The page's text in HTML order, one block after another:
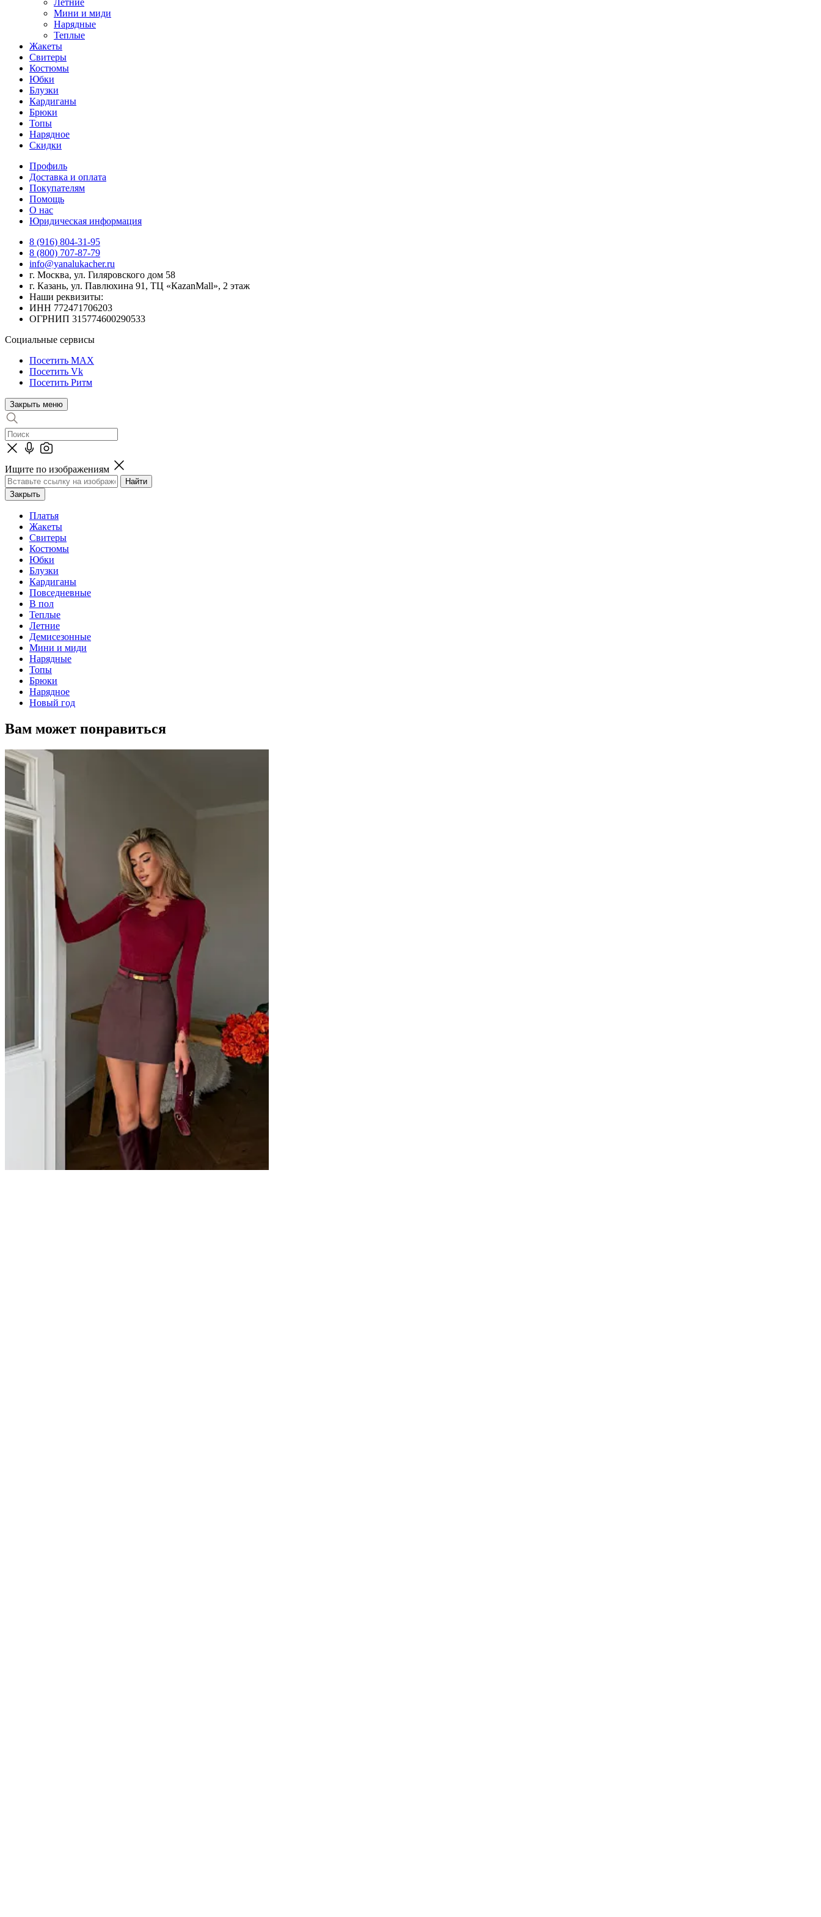
Летние
Мини и миди
Нарядные
Теплые
Жакеты
Свитеры
Костюмы
Юбки
Блузки
Кардиганы
Брюки
Топы
Нарядное
Скидки
Профиль
Доставка и оплата
Покупателям
Помощь
О нас
Юридическая информация
8 (916) 804-31-95
8 (800) 707-87-79
info@yanalukacher.ru
г. Москва, ул. Гиляровского дом 58
г. Казань, ул. Павлюхина 91, ТЦ «КazanMall», 2 этаж
Наши реквизиты:
ИНН 772471706203
ОГРНИП 315774600290533
Социальные сервисы
Посетить MAX
Посетить Vk
Посетить Ритм
Закрыть меню
Ищите по изображениям
Закрыть
Платья
Жакеты
Свитеры
Костюмы
Юбки
Блузки
Кардиганы
Повседневные
В пол
Теплые
Летние
Демисезонные
Мини и миди
Нарядные
Топы
Брюки
Нарядное
Новый год
Вам может понравиться